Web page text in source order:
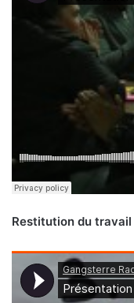
Restitution du travail